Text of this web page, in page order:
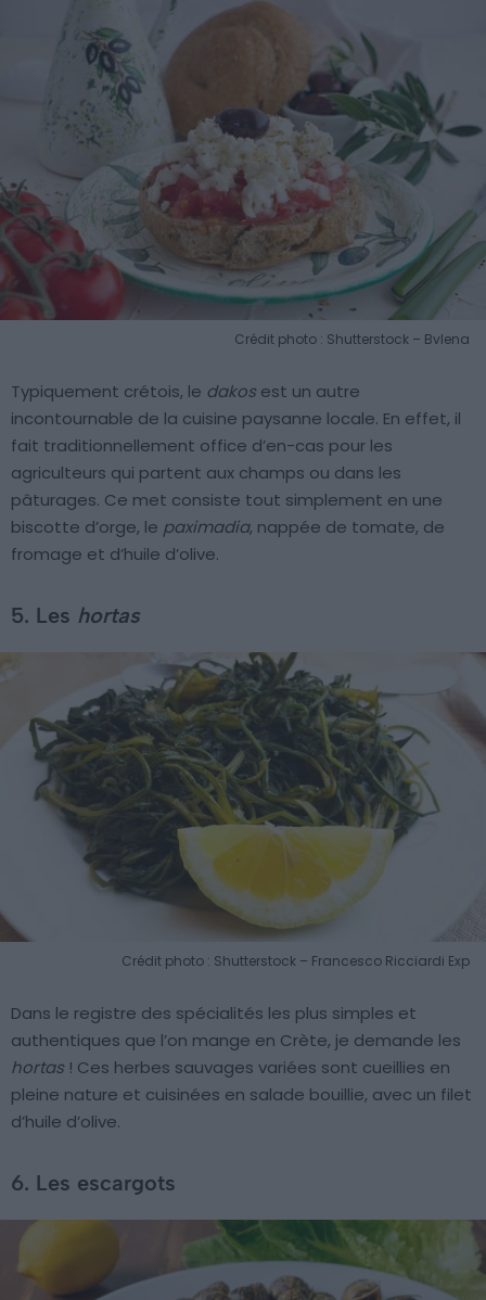
Crédit photo : Shutterstock – Bvlena
Typiquement crétois, le dakos est un autre
incontournable de la cuisine paysanne locale. En effet, il
fait traditionnellement office d’en-cas pour les
agriculteurs qui partent aux champs ou dans les
pâturages. Ce met consiste tout simplement en une
biscotte d’orge, le paximadia, nappée de tomate, de
fromage et d’huile d’olive.
5. Les hortas
Crédit photo : Shutterstock – Francesco Ricciardi Exp
Dans le registre des spécialités les plus simples et
authentiques que l’on mange en Crète, je demande les
hortas ! Ces herbes sauvages variées sont cueillies en
pleine nature et cuisinées en salade bouillie, avec un filet
d’huile d’olive.
6. Les escargots